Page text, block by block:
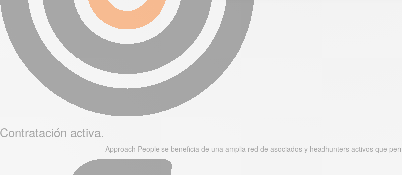
Contratación activa.
Approach People se beneficia de una amplia red de asociados y headhunters activos que